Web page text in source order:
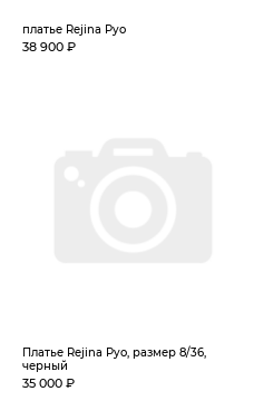
платье Rejina Pyo
38 900 ₽
Платье Rejina Pyo, размер 8/36,
черный
35 000 ₽